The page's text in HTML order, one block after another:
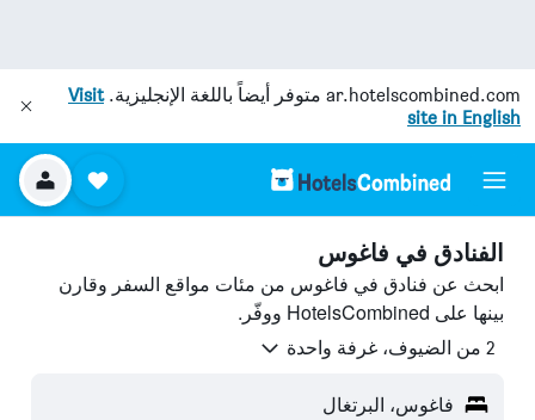
ar.hotelscombined.com متوفر أيضاً باللغة الإنجليزية.Visit
site in English
الفنادق في فاغوس
ابحث عن فنادق في فاغوس من مئات مواقع السفر وقارن
بينها على HotelsCombined ووفّر.
2 من الضيوف، غرفة واحدة
فاغوس، البرتغال